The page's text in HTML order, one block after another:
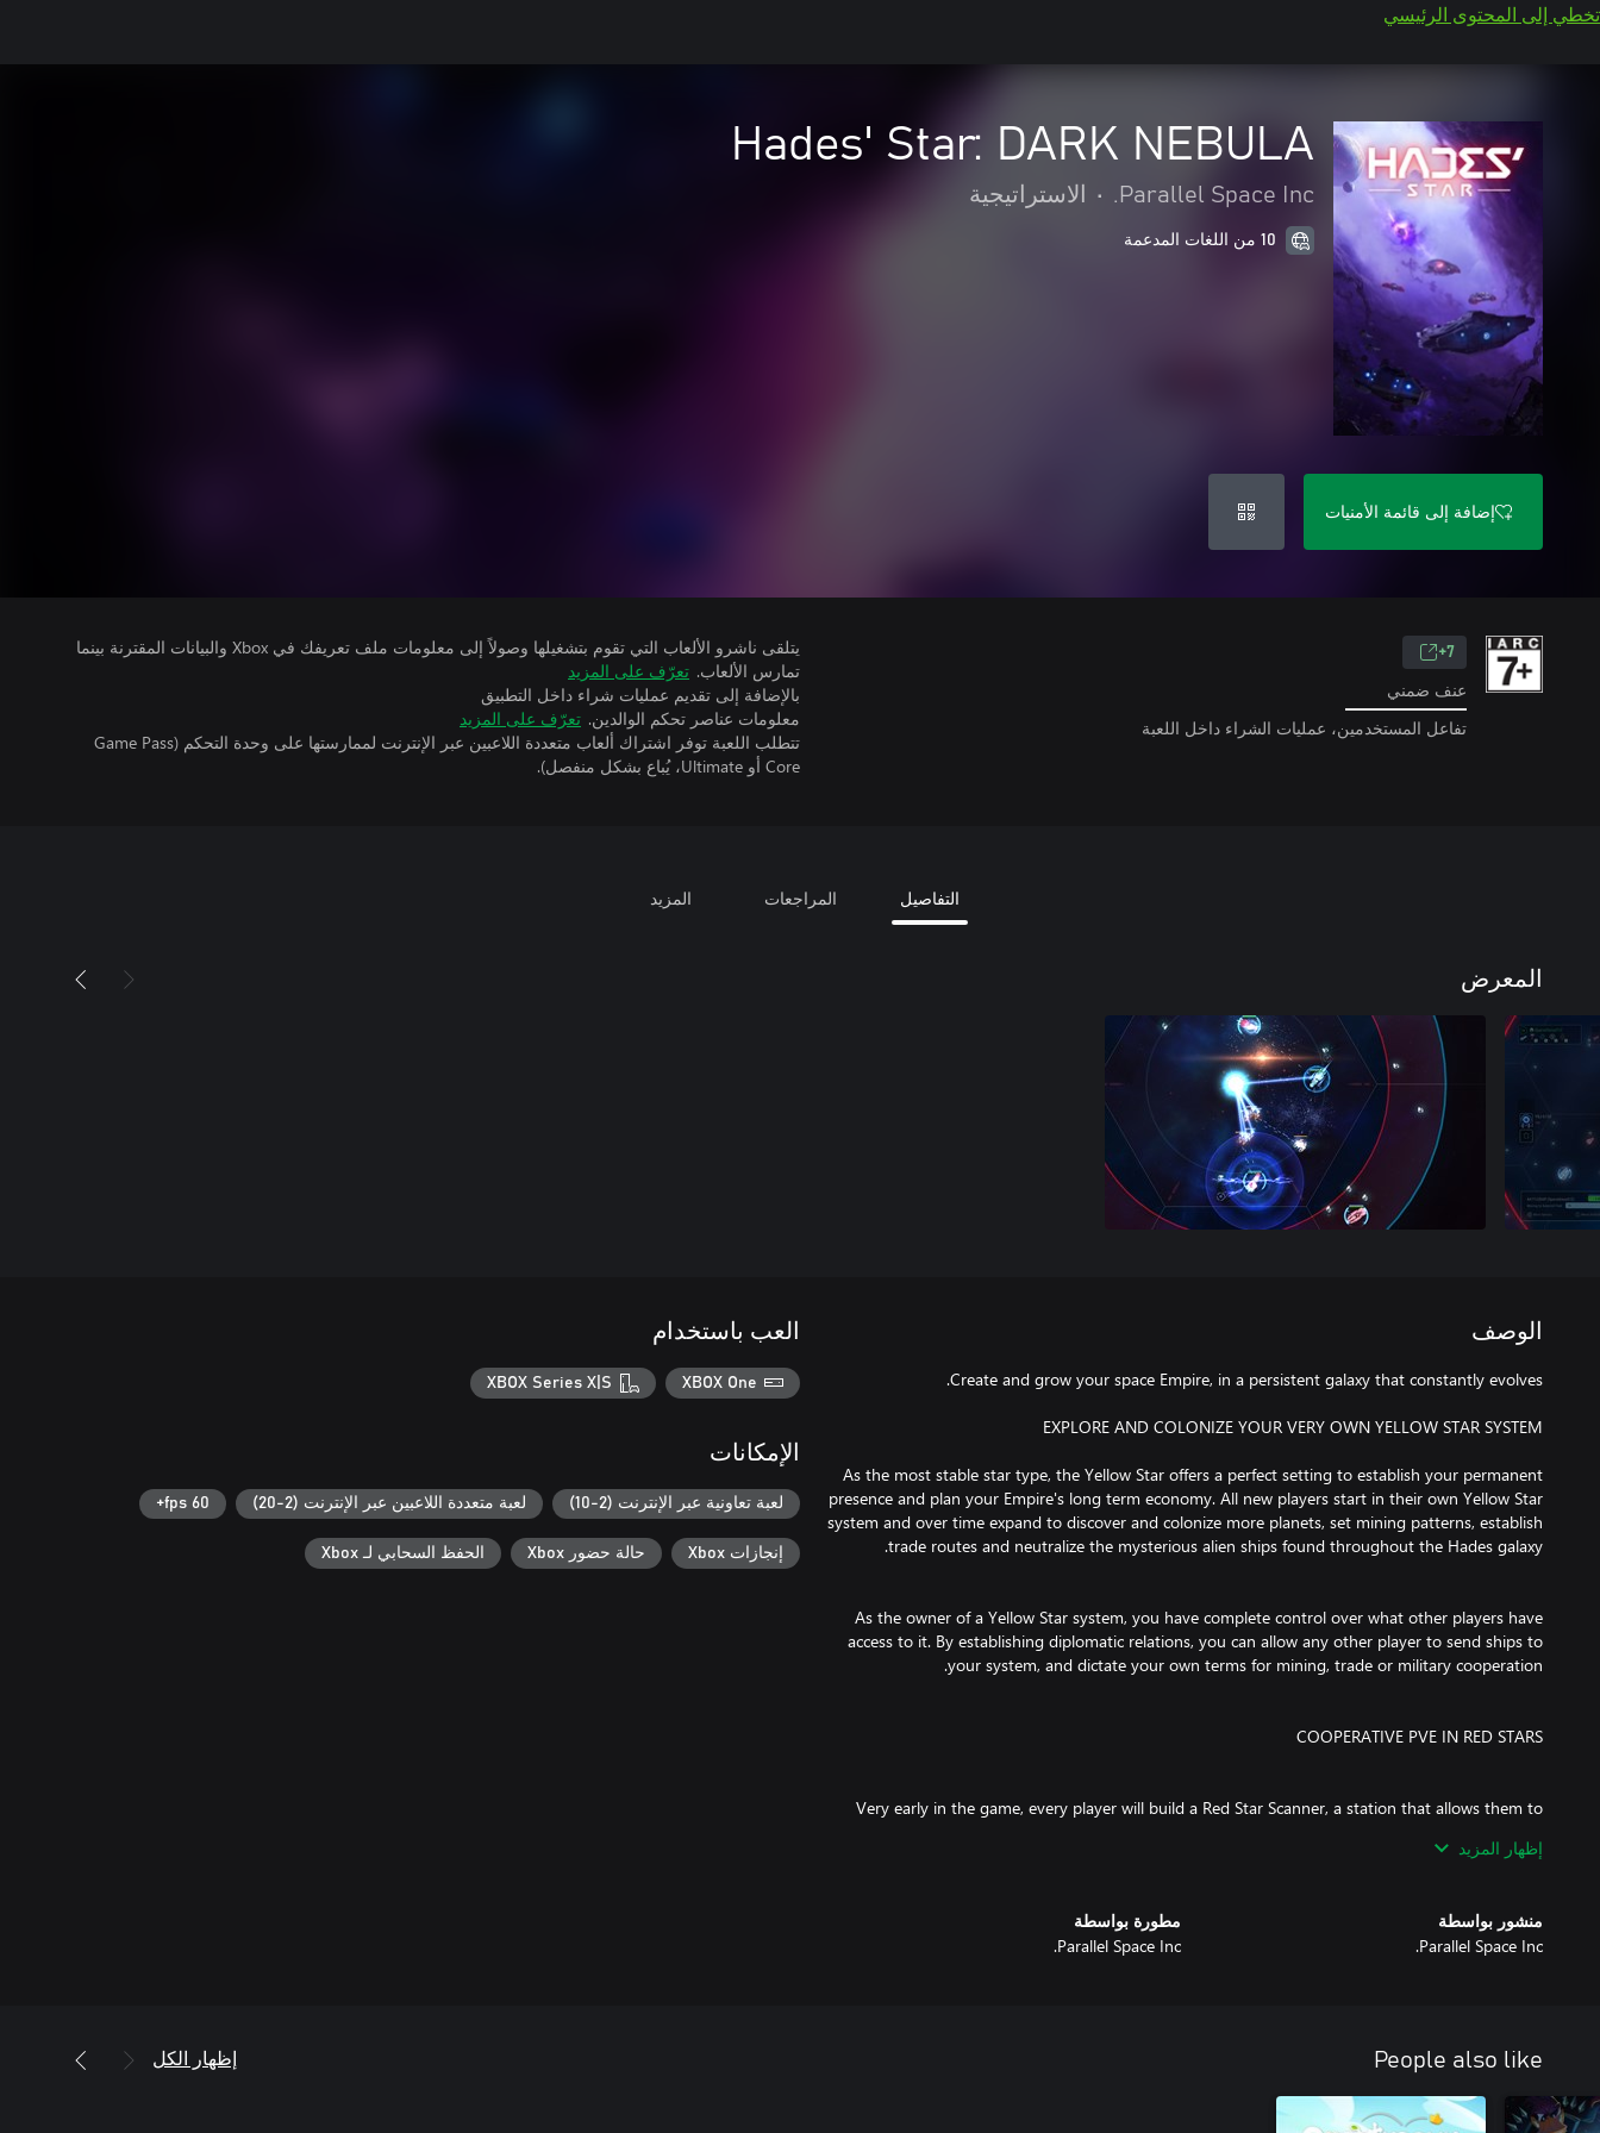
تخطي إلى المحتوى الرئيسي
Hades' Star: DARK NEBULA
Parallel Space Inc.
• الاستراتيجية
10 من اللغات المدعمة
إضافة إلى قائمة الأمنيات
7+
عنف ضمني
تفاعل المستخدمين، عمليات الشراء داخل اللعبة
يتلقى ناشرو الألعاب التي تقوم بتشغيلها وصولاً إلى معلومات ملف تعريفك في Xbox والبيانات المقترنة بينما
تمارس الألعاب. تعرّف على المزيد
بالإضافة إلى تقديم عمليات شراء داخل التطبيق
معلومات عناصر تحكم الوالدين. تعرّف على المزيد
تتطلب اللعبة توفر اشتراك ألعاب متعددة اللاعبين عبر الإنترنت لممارستها على وحدة التحكم (Game Pass
Core أو Ultimate، يُباع بشكل منفصل).
التفاصيل المراجعات المزيد
المعرض
الوصف
As the most stable star type, the Yellow Star offers a perfect setting to establish your permanent
presence and plan your Empire's long term economy. All new players start in their own Yellow Star
system and over time expand to discover and colonize more planets, set mining patterns, establish
As the owner of a Yellow Star system, you have complete control over what other players have
access to it. By establishing diplomatic relations, you can allow any other player to send ships to
Very early in the game, every player will build a Red Star Scanner, a station that allows them to
The goal in the Red Star is to co-operate with any other players that have ships in that star system,
defeat the NPC ships, retrieve Artifacts from the Red Star planets, and jump back before the
إظهار المزيد
منشور بواسطة
Parallel Space Inc.
مطورة بواسطة
Parallel Space Inc.
العب باستخدام
XBOX One
XBOX Series X|S
الإمكانات
لعبة تعاونية عبر الإنترنت (2-10) لعبة متعددة اللاعبين عبر الإنترنت (2-20) 60 fps+
إنجازات Xbox حالة حضور Xbox الحفظ السحابي لـ Xbox
People also like إظهار الكل